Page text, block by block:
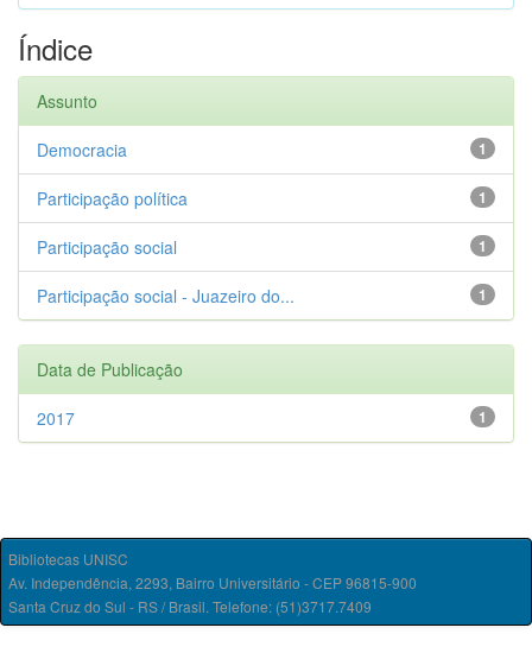
Índice
Assunto
1
Democracia
1
Participação política
1
Participação social
1
Participação social - Juazeiro do...
Data de Publicação
1
2017
Bibliotecas UNISC
Av. Independência, 2293, Bairro Universitário - CEP 96815-900
Santa Cruz do Sul - RS / Brasil. Telefone: (51)3717.7409